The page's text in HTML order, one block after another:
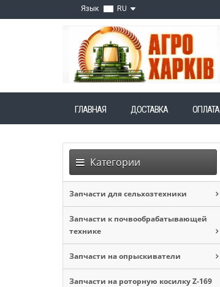
Язык RU
ГЛАВНАЯ ДОСТАВКА ОПЛАТА
Категории
Запчасти для сельхозтехники
Запчасти к почвообрабатывающей
технике
Запчасти на опрыскиватели
Запчасти на роторную косилку Z-169